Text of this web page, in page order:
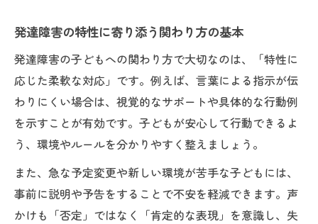
発達障害の特性に寄り添う関わり方の基本
発達障害の子どもへの関わり方で大切なのは、「特性に
応じた柔軟な対応」です。例えば、言葉による指示が伝
わりにくい場合は、視覚的なサポートや具体的な行動例
を示すことが有効です。子どもが安心して行動できるよ
う、環境やルールを分かりやすく整えましょう。
また、急な予定変更や新しい環境が苦手な子どもには、
事前に説明や予告をすることで不安を軽減できます。声
かけも「否定」ではなく「肯定的な表現」を意識し、失